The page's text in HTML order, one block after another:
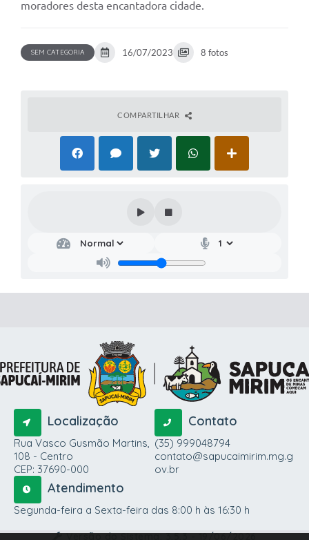
moradores desta encantadora cidade.
SEM CATEGORIA 16/07/2023 8 fotos
COMPARTILHAR
Localização
Rua Vasco Gusmão Martins,
108 - Centro
CEP: 37690-000
Contato
(35) 999048794
contato@sapucaimirim.mg.g
ov.br
Atendimento
Segunda-feira a Sexta-feira das 8:00 h às 16:30 h
Versão do Sistema:3.5.3 - 19/06/2026